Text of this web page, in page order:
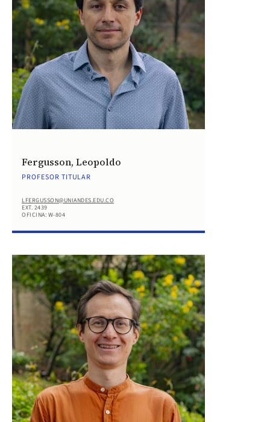
Fergusson, Leopoldo
PROFESOR TITULAR
LFERGUSSON@UNIANDES.EDU.CO
EXT. 2439
OFICINA: W-804